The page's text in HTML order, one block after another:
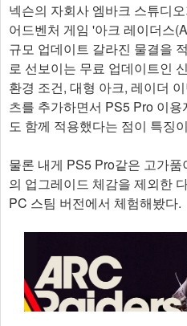
넥슨의 자회사 엠바크 스튜디
어드벤처 게임 '아크 레이더스
규모 업데이트 갈라진 물결을
로 선보이는 무료 업데이트인
환경 조건, 대형 아크, 레이더
츠를 추가하면서 PS5 Pro 이
도 함께 적용했다는 점이 특징
물론 내게 PS5 Pro같은 고가
의 업그레이드 체감을 제외한
PC 스팀 버전에서 체험해봤다.